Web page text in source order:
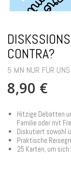
CONTRA?
5 MN NUR FÜR UNS
8,90 €
Hitzige Debatten
Familie oder mit
Diskutiert sowohl
Praktische
25 Karten, um